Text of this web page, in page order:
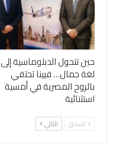
حين تتحول الدبلوماسية إلى
لغة جمال… فيينا تحتفي
بالروح المصرية في أمسية
استثنائية
السابق التالي